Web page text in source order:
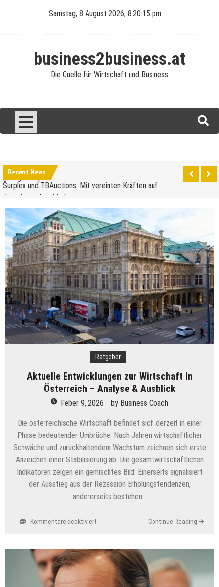
Samstag, 8 August 2026, 8:20:16 pm
business2business.at
Die Quelle für Wirtschaft und Business
Recent News
Was verdient man als Reinigungskraft?
Surplex und TBAuctions: Mit vereinten Kräften auf
dem deutschen Markt
Unternehmensveranstaltungen: Ein Leitfaden für
Elektroautos: Die Revolution auf Rädern
Kreatives Marketing – Strategien zum Erfolg
Schwerlastregale: Ein Muss für viele Unternehmen
Welches Glas für mein Rolltor?
Effizienzsteigerung durch Hubtische
Alles im Blick: Tipps, wie Sie Ihr Lager in Ordnung
halten
Was verdient man als Reinigungskraft?
Perfekte Ausstattung für die Gastronomie: So
gelingt der professionelle AuftrittRatgeber
Aktuelle Entwicklungen zur Wirtschaft in
Österreich – Analyse & Ausblick
Feber 9, 2026 by Business Coach
Die österreichische Wirtschaft befindet sich derzeit in einer
Phase bedeutender Umbrüche. Nach Jahren wirtschaftlicher
Schwäche und zurückhaltendem Wachstum zeichnen sich erste
Anzeichen einer Stabilisierung ab. Die gesamtwirtschaftlichen
Indikatoren zeigen ein gemischtes Bild: Einerseits signalisiert
der Ausstieg aus der Rezession Erholungstendenzen,
andererseits bestehen…
Kommentare deaktiviert
zur
Wirtschaft
Österreich
Continue Reading